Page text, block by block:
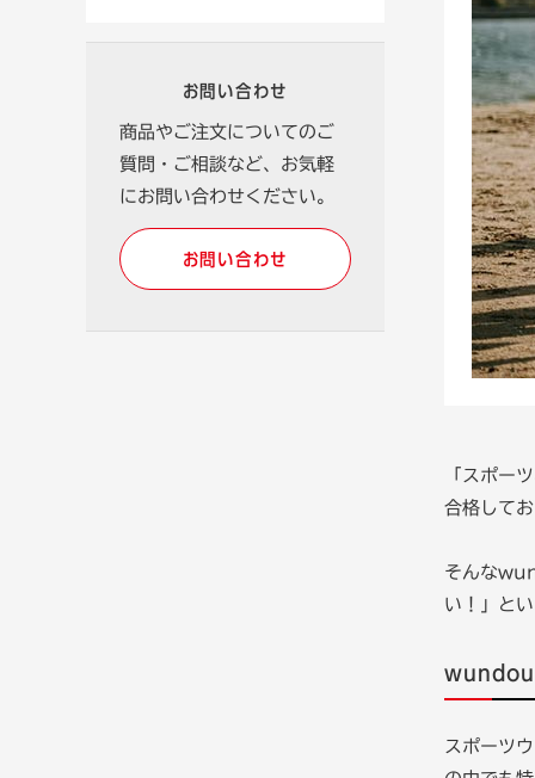
「スポー
合格して
そんな
い！」と
wundou
スポーツ
お問い合わせ
商品やご注文についてのご
質問・ご相談など、お気軽
にお問い合わせください。
お問い合わせ